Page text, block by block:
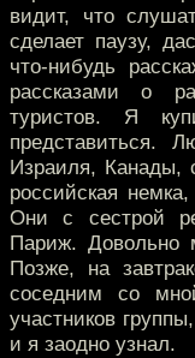
видит, что
сделает паузу,
что-нибудь
рассказами о
туристов. Я
представиться.
Израиля, Канады,
российская
Они с сестрой
Париж. Довольно
Позже, на
соседним со
участников
и я заодно узнал.